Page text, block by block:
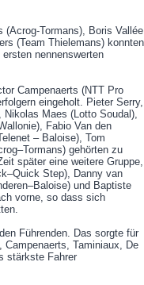
(Acrog-Tormans), Boris Vallée
(Team Thielemans) konnten
nennenswerten
Campenaerts (NTT Pro
eingeholt. Pieter Serry,
Maes (Lotto Soudal),
Fabio Van den
– Baloise), Tom
gehörten zu
später eine weitere Gruppe,
Step), Danny van
und Baptiste
vorne, so dass sich
Führenden. Das sorgte für
Taminiaux, De
stärkste Fahrer